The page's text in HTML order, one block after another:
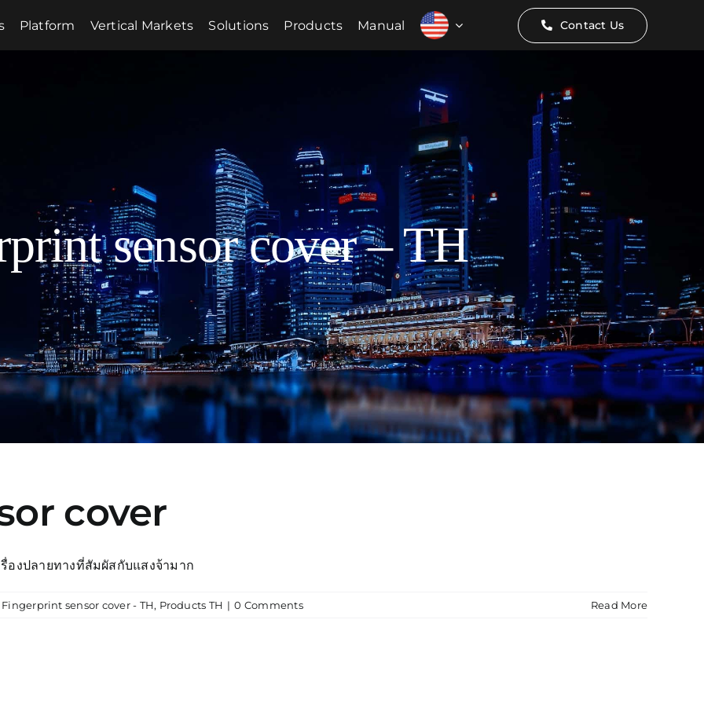
Platform Vertical Markets Solutions Products Manual Contact Us
sensor cover – TH
cover
องปลายทางที่สัมผัสกับแสงจ้ามาก
Fingerprint sensor cover - TH, Products TH | 0 Comments Read More